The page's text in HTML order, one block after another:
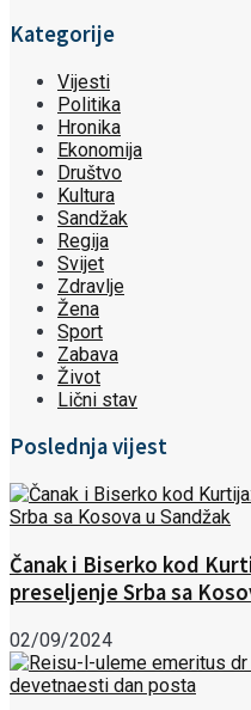
Kategorije
Vijesti
Politika
Hronika
Ekonomija
Društvo
Kultura
Sandžak
Regija
Svijet
Zdravlje
Žena
Sport
Zabava
Život
Lični stav
Poslednja vijest
Čanak i Biserko kod
preseljenje Srba sa
02/09/2024